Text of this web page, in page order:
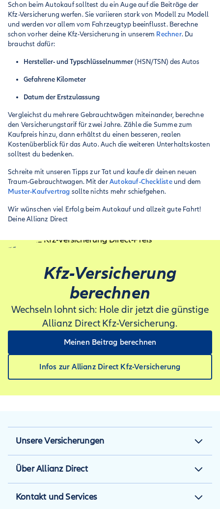
Schon beim Autokauf solltest du ein Auge auf die Beiträge der
Kfz-Versicherung werfen. Sie variieren stark von Modell zu Modell
und werden vor allem vom Fahrzeugtyp beeinflusst. Berechne
schon vorher deine Kfz-Versicherung in unserem Rechner. Du
brauchst dafür:
Hersteller- und Typschlüsselnummer(HSN/TSN) des Autos
Gefahrene Kilometer
Datum der Erstzulassung
Vergleichst du mehrere Gebrauchtwägen miteinander, berechne
den Versicherungstarif für zwei Jahre. Zähle die Summe zum
Kaufpreis hinzu, dann erhältst du einen besseren, realen
Kostenüberblick für das Auto. Auch die weiteren Unterhaltskosten
solltest du bedenken.
Schreite mit unseren Tipps zur Tat und kaufe dir deinen neuen
Traum-Gebrauchtwagen. Mit derAutokauf-Checklisteund dem
Muster-Kaufvertrag sollte nichts mehr schiefgehen.
Wir wünschen viel Erfolg beim Autokauf und allzeit gute Fahrt!
Deine Allianz Direct
Kfz-Versicherung
berechnen
Wechseln lohnt sich: Hole dir jetzt die günstige
Allianz Direct Kfz-Versicherung.
Meinen Beitrag berechnen
Infos zur Allianz Direct Kfz-Versicherung
Unsere Versicherungen
Kfz-Versicherung
Motorradversicherung
Reiseversicherung
Über Allianz Direct
Über uns
Kontakt und Services